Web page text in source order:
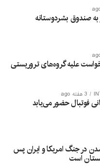
دالر به صندوق بشردوستانه
علیه گروه‌های تروریستی
3 هفته ago
فوتبال حضور می‌یابد
در جنگ امریکا و ایران پس
است